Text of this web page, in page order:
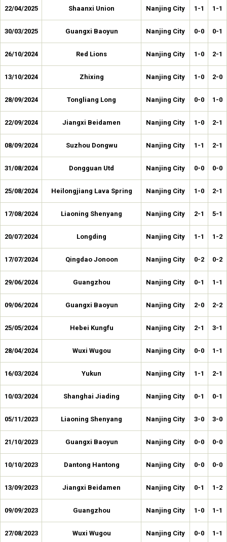
22/04/2025 Shaanxi Union Nanjing City 1-1 1-1
30/03/2025 Guangxi Baoyun Nanjing City 0-0 0-1
26/10/2024 Red Lions Nanjing City 1-0 2-1
13/10/2024 Zhixing Nanjing City 1-0 2-0
28/09/2024 Tongliang Long Nanjing City 0-0 1-0
22/09/2024 Jiangxi Beidamen Nanjing City 1-0 2-1
08/09/2024 Suzhou Dongwu Nanjing City 1-1 2-1
31/08/2024 Dongguan Utd Nanjing City 0-0 0-0
25/08/2024 Heilongjiang Lava Spring Nanjing City 1-0 2-1
17/08/2024 Liaoning Shenyang Nanjing City 2-1 5-1
20/07/2024 Longding Nanjing City 1-1 1-2
17/07/2024 Qingdao Jonoon Nanjing City 0-2 0-2
29/06/2024 Guangzhou Nanjing City 0-1 1-1
09/06/2024 Guangxi Baoyun Nanjing City 2-0 2-2
25/05/2024 Hebei Kungfu Nanjing City 2-1 3-1
28/04/2024 Wuxi Wugou Nanjing City 0-0 1-1
16/03/2024 Yukun Nanjing City 1-1 2-1
10/03/2024 Shanghai Jiading Nanjing City 0-1 0-1
05/11/2023 Liaoning Shenyang Nanjing City 3-0 3-0
21/10/2023 Guangxi Baoyun Nanjing City 0-0 0-0
10/10/2023 Dantong Hantong Nanjing City 0-0 0-0
13/09/2023 Jiangxi Beidamen Nanjing City 0-1 1-2
09/09/2023 Guangzhou Nanjing City 1-0 1-1
27/08/2023 Wuxi Wugou Nanjing City 0-0 1-1